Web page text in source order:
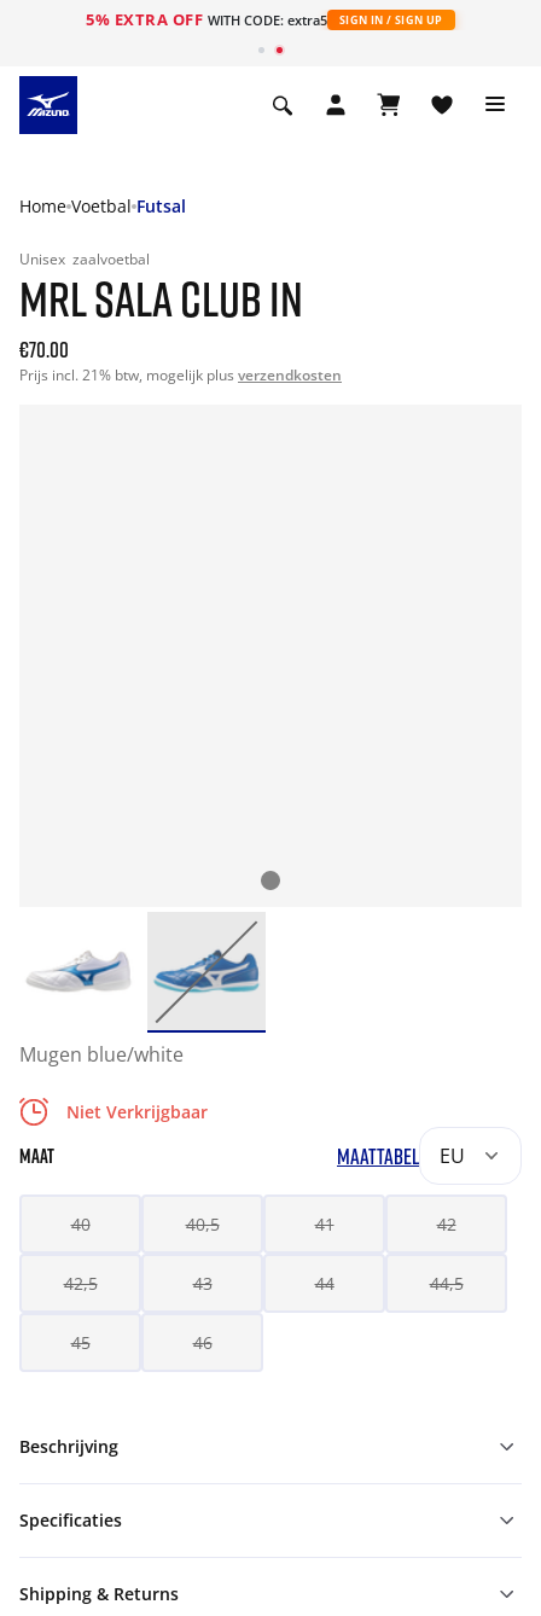
5% EXTRA OFF WITH CODE: extra5 SIGN IN / SIGN UP
Home Voetbal Futsal
Unisex zaalvoetbal
MRL SALA CLUB IN
€70.00
Prijs incl. 21% btw, mogelijk plus verzendkosten
Mugen blue/white
Niet Verkrijgbaar
MAAT MAATTABEL EU
40 40,5 41 42
42,5 43 44 44,5
45 46
Beschrijving
Specificaties
Shipping & Returns